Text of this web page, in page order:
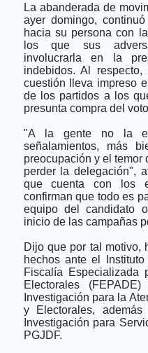
La abanderada de
ayer domingo,
hacia su persona con
los que sus
involucrarla en la
indebidos. Al
cuestión lleva impreso
de los partidos a los
presunta compra del
"A la gente no la
señalamientos, más
preocupación y el temor
perder la delegación",
que cuenta con los
confirman que todo es
equipo del candidato
inicio de las campañas
Dijo que por tal motivo,
hechos ante el
Fiscalía Especializada
Electorales
Investigación para la
y Electorales,
Investigación para
PGJDF.